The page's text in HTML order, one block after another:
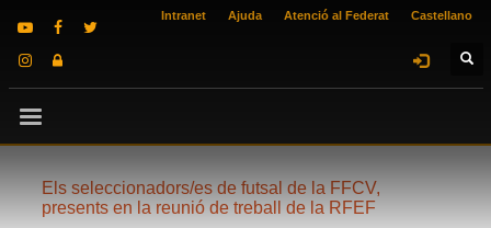
Intranet Ajuda Atenció al Federat Castellano
Els seleccionadors/es de futsal de la FFCV,
presents en la reunió de treball de la RFEF